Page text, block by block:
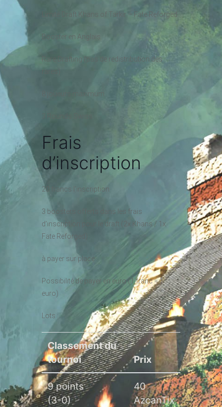
Limité Draft Khans of Tarkir – Fate Reforged
Booster en Anglais
Rare Drafting (pas de redistribution des
8 joueurs maximum
Frais
d’inscription
20 francs l’inscription
3 boosters offerts dans les frais
d’inscription pour le draft (2x Khans / 1x
Fate Reforged)
à payer sur place
Possibilité de payer en euro (1 franc = 1
euro)
Lots :
Classement du
tournoi
Prix
9 points
(3-0)
40
AzcanTix